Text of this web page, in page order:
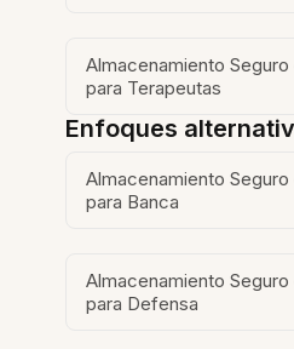
Almacenamiento
para Terapeutas
Enfoques
Almacenamiento
para Banca
Almacenamiento
para Defensa